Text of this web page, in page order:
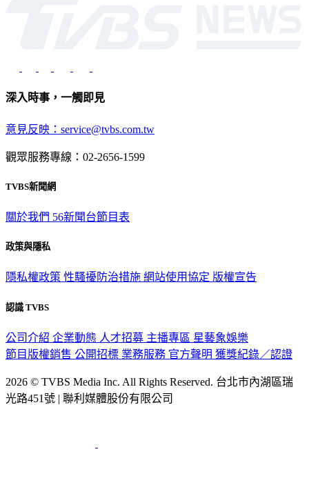
深入時事，一觸即見
意見反映：service@tvbs.com.tw
觀眾服務專線：02-2656-1599
TVBS新聞網
關於我們 56新聞台節目表
政策與隱私
隱私權政策 性騷擾防治措施 網站使用協定 版權宣告
認識 TVBS
公司介紹 企業動態 人才招募 主播專區 星藝象娛樂
節目版權銷售 公開招標 業務服務 官方聲明 獲獎紀錄／認證
2026 © TVBS Media Inc. All Rights Reserved. 台北市內湖區瑞
光路451號 | 聯利媒體股份有限公司